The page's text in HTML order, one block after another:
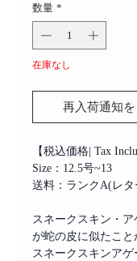
数量 *
在庫なし
再入荷通知
【税込価格| Tax
Size：12.5号~13
送料：ランクA(レタ
スネークスキン・
が蛇の皮に似たこと
スネークスキンアゲ